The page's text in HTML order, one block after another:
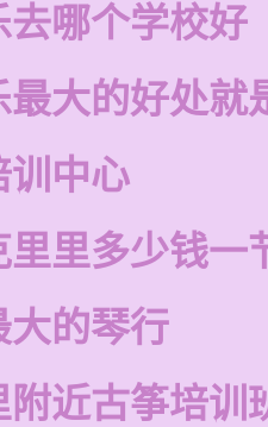
去哪个学校好
最大的好处就
训中心
里里多少钱一
大的琴行
附近古筝培训